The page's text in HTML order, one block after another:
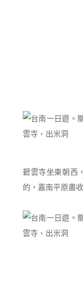
碧雲寺坐東朝西
的，嘉南平原盡